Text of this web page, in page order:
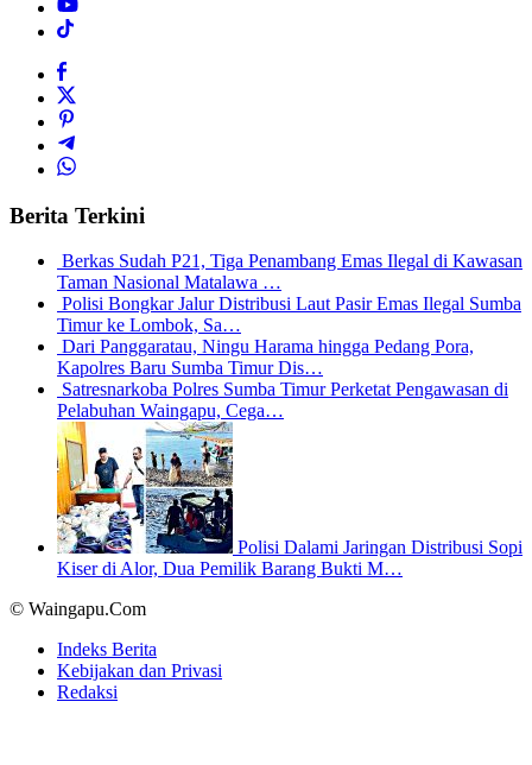
Berita Terkini
Berkas Sudah P21, Tiga Penambang Emas Ilegal di Kawasan
Taman Nasional Matalawa …
Polisi Bongkar Jalur Distribusi Laut Pasir Emas Ilegal Sumba
Timur ke Lombok, Sa…
Dari Panggaratau, Ningu Harama hingga Pedang Pora,
Kapolres Baru Sumba Timur Dis…
Satresnarkoba Polres Sumba Timur Perketat Pengawasan di
Pelabuhan Waingapu, Cega…
Polisi Dalami Jaringan Distribusi Sopi
Kiser di Alor, Dua Pemilik Barang Bukti M…
© Waingapu.Com
Indeks Berita
Kebijakan dan Privasi
Redaksi